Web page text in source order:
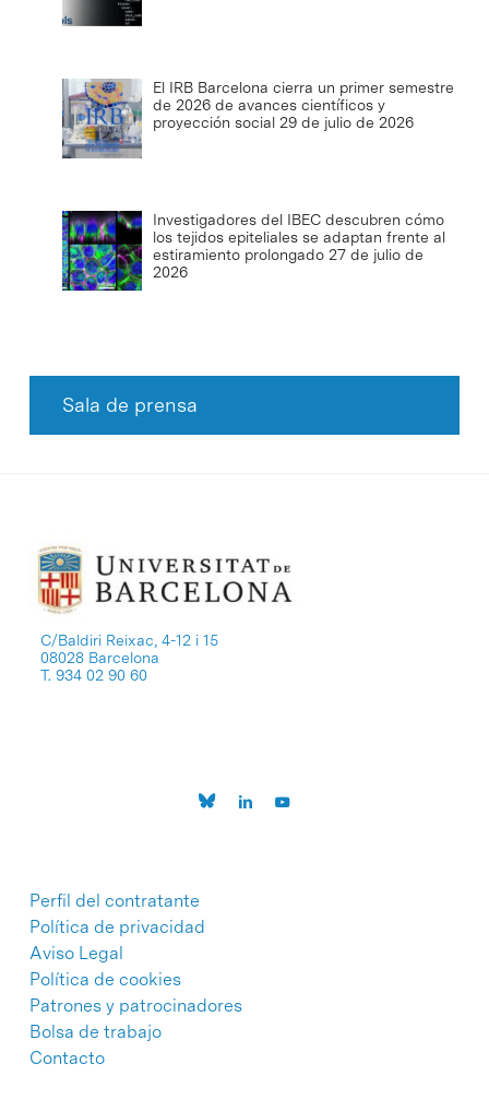
El IRB Barcelona cierra un primer semestre
de 2026 de avances científicos y
proyección social 29 de julio de 2026
Investigadores del IBEC descubren cómo
los tejidos epiteliales se adaptan frente al
estiramiento prolongado 27 de julio de
2026
Sala de prensa
C/Baldiri Reixac, 4-12 i 15
08028 Barcelona
T. 934 02 90 60
Perfil del contratante
Política de privacidad
Aviso Legal
Política de cookies
Patrones y patrocinadores
Bolsa de trabajo
Contacto